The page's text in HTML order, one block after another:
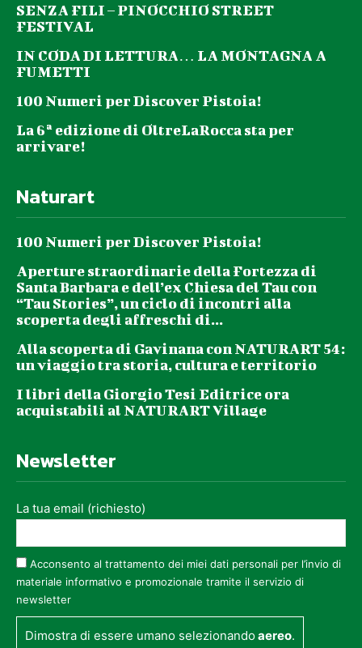
SENZA FILI – PINOCCHIO STREET
FESTIVAL
IN CODA DI LETTURA… LA MONTAGNA A
FUMETTI
100 Numeri per Discover Pistoia!
La 6ª edizione di OltreLaRocca sta per
arrivare!
Naturart
100 Numeri per Discover Pistoia!
Aperture straordinarie della Fortezza di
Santa Barbara e dell’ex Chiesa del Tau con
“Tau Stories”, un ciclo di incontri alla
scoperta degli affreschi di...
Alla scoperta di Gavinana con NATURART 54:
un viaggio tra storia, cultura e territorio
I libri della Giorgio Tesi Editrice ora
acquistabili al NATURART Village
Newsletter
La tua email (richiesto)
Acconsento al trattamento dei miei dati personali per l’invio di
materiale informativo e promozionale tramite il servizio di
newsletter
Dimostra di essere umano selezionandoaereo.